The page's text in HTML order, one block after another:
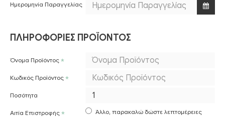
Ημερομηνία Παραγγελίας
ΠΛΗΡΟΦΟΡΊΕΣ ΠΡΟΪΌΝΤΟΣ
Όνομα Προϊόντος
Κωδικός Προϊόντος
Ποσότητα
Αιτία Επιστροφής
Άλλο, παρακαλώ δώστε λεπτομέρειες